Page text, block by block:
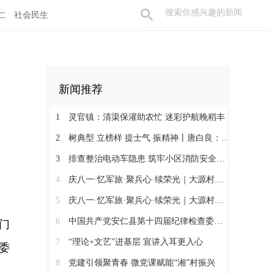
社会民生
新闻推荐
1 灵官镇：清渠保灌助农忙 迷彩护航晚稻丰
2 树典型 立榜样 提士气 振精神丨唐白良：三十载丹心映党徽 一腔热血暖万家
3 排查整治电动车隐患 筑牢小区消防安全防线
4 庆八一·忆军旅·聚兵心·续荣光｜大源村退役军人共话初心
5 庆八一·忆军旅·聚兵心·续荣光｜大源村退役军人共话初心
6 中国共产党安仁县第十四届纪律检查委员会召开第一次全体会议
7 “理论+文艺”进基层 宣讲入耳更入心
8 党建引领聚青春 微党课赋能“湘”村振兴